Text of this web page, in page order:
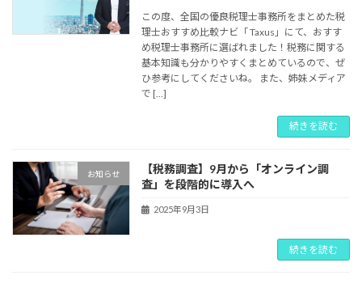
この度、全国の優良税理士事務所をまとめた税
理士おすすめ比較ナビ「 Taxus」にて、おすす
め税理士事務所に選ばれました！税務に関する
基本知識も分かりやすくまとめているので、ぜ
ひ参考にしてくださいね。 また、姉妹メディア
で […]
続きを読む
お知らせ
【税務調査】9月から「オンライン調
査」を段階的に導入へ
2025年9月3日
続きを読む